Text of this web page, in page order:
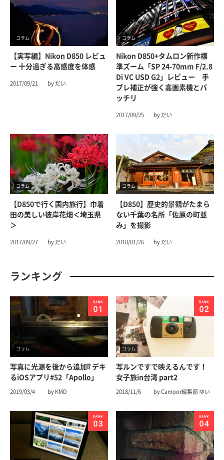
コラム
【実写編】Nikon D850 レビュ
ー 十分過ぎる高感度を体感
2017/09/21 by だい
コラム
Nikon D850+タムロン新作標
準ズーム「SP 24-70mm F/2.8
Di VC USD G2」レビュー 手
ブレ補正が強く高画素機とバ
ッチリ
2017/09/25 by だい
コラム
【D850で行く国内旅行】巾着
田の美しい彼岸花畑＜埼玉県
＞
2017/09/27 by だい
コラム
【D850】歴史的景観がたまら
ない千葉の名所「佐原の町並
み」を撮影
2018/01/26 by だい
ランキング
コラム
写真に光源を後から追加⁉︎ デキ
るiOSアプリ#52「Apollo」
2019/03/4 by KMD
コラム
写ルンですで映えるんです！
女子旅in台湾 part2
2018/11/6 by Camoor編集部 ゆい